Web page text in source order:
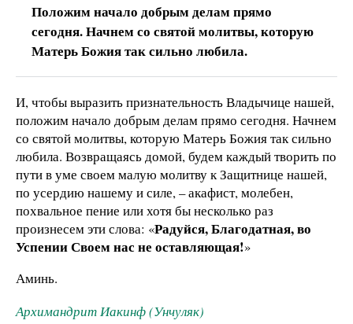
Положим начало добрым делам прямо
сегодня. Начнем со святой молитвы, которую
Матерь Божия так сильно любила.
И, чтобы выразить признательность Владычице нашей,
положим начало добрым делам прямо сегодня. Начнем
со святой молитвы, которую Матерь Божия так сильно
любила. Возвращаясь домой, будем каждый творить по
пути в уме своем малую молитву к Защитнице нашей,
по усердию нашему и силе, – акафист, молебен,
похвальное пение или хотя бы несколько раз
произнесем эти слова: «Радуйся, Благодатная, во
Успении Своем нас не оставляющая!»
Аминь.
Архимандрит Иакинф (Унчуляк)